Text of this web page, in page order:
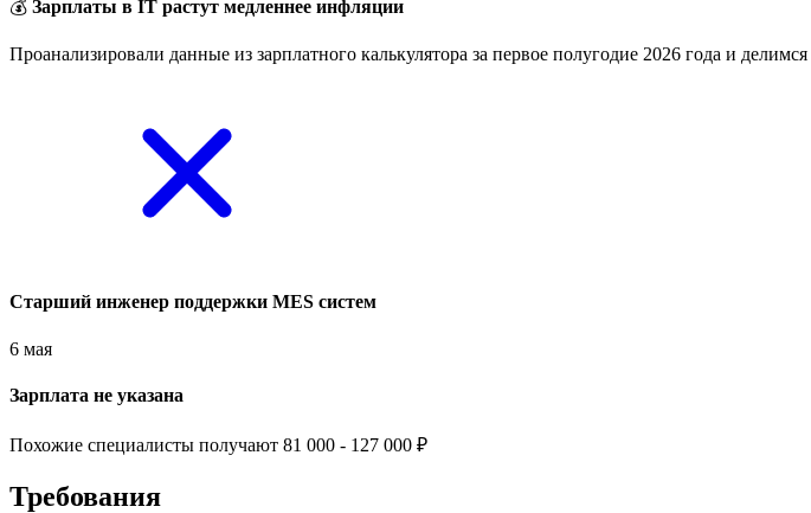
💰 Зарплаты в IT растут медленнее инфляции
Проанализировали данные из зарплатного калькулятора за первое полугодие 2026 года и делимся
Старший инженер поддержки MES систем
6 мая
Зарплата не указана
Похожие специалисты получают 81 000 - 127 000 ₽
Требования